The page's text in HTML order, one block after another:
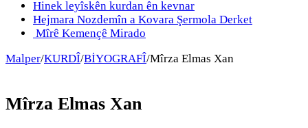
Hinek leyîskên kurdan ên kevnar
Hejmara Nozdemîn a Kovara Şermola Derket
Mîrê Kemençê Mirado
Malper/KURDÎ/BİYOGRAFÎ/Mîrza Elmas Xan
Mîrza Elmas Xan